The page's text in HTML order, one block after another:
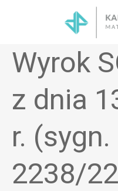
Wyrok
z dnia
r.
2238/